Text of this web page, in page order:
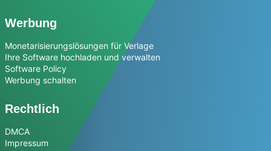
Werbung
Monetarisierungslösungen für Verlage
Ihre Software hochladen und verwalten
Software Policy
Werbung schalten
Rechtlich
DMCA
Impressum